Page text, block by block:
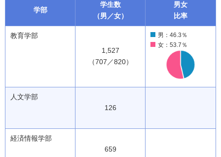
学部
学生数
（男／女）
男女
比率
教育学部
1,527
（707／820）
男：46.3％
女：53.7％
人文学部
126
経済情報学部
659